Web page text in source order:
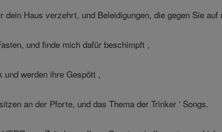
Haus verzehrt, und Beleidigungen, die gegen Sie auf
und finde mich dafür beschimpft ,
werden ihre Gespött ,
an der Pforte, und das Thema der Trinker ' Songs.